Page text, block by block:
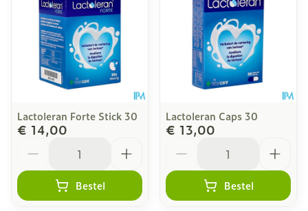
Lactoleran Forte Stick 30
€ 14,00
Bestel
Lactoleran Caps 30
€ 13,00
Bestel